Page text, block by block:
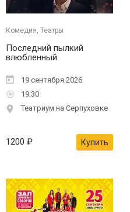
Комедия, Театры
Последний пылкий
влюбленный
19 сентября 2026
19:30
Театриум на Серпуховке
1200 ₽ Купить